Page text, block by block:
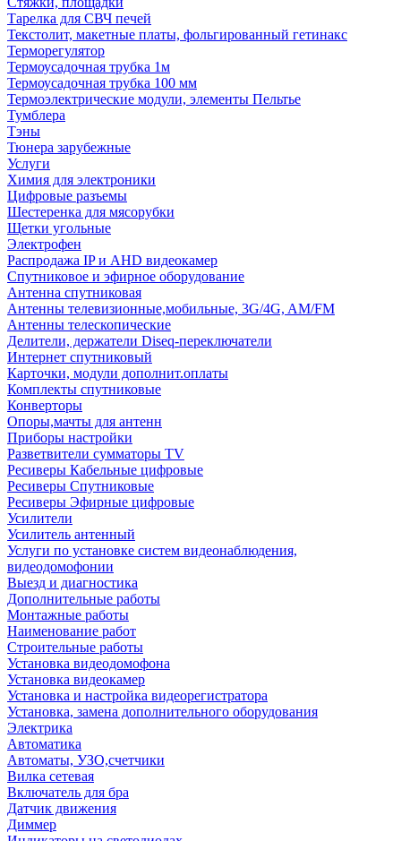
Тарелка для СВЧ печей
Текстолит, макетные платы, фольгированный гетинакс
Терморегулятор
Термоусадочная трубка 1м
Термоусадочная трубка 100 мм
Термоэлектрические модули, элементы Пельтье
Тумблера
Тэны
Тюнера зарубежные
Услуги
Химия для электроники
Цифровые разъемы
Шестеренка для мясорубки
Щетки угольные
Электрофен
Распродажа IP и AHD видеокамер
Спутниковое и эфирное оборудование
Антенна спутниковая
Антенны телевизионные,мобильные, 3G/4G, AM/FM
Антенны телескопические
Делители, держатели Diseq-переключатели
Интернет спутниковый
Карточки, модули дополнит.оплаты
Комплекты спутниковые
Конверторы
Опоры,мачты для антенн
Приборы настройки
Разветвители сумматоры TV
Ресиверы Кабельные цифровые
Ресиверы Спутниковые
Ресиверы Эфирные цифровые
Усилители
Усилитель антенный
Услуги по установке систем видеонаблюдения,
видеодомофонии
Выезд и диагностика
Дополнительные работы
Монтажные работы
Наименование работ
Строительные работы
Установка видеодомофона
Установка видеокамер
Установка и настройка видеорегистратора
Установка, замена дополнительного оборудования
Электрика
Автоматика
Автоматы, УЗО,счетчики
Вилка сетевая
Включатель для бра
Датчик движения
Диммер